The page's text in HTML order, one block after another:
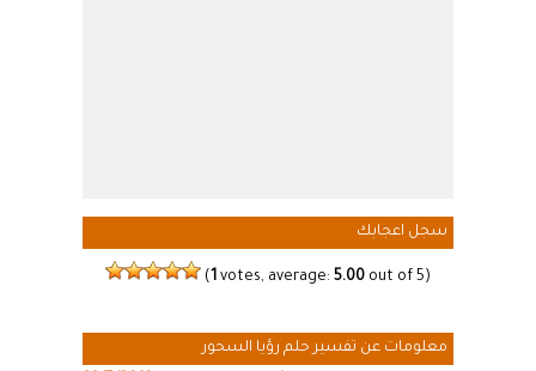
سجل اعجابك
( 1 votes, average: 5.00 out of 5)
معلومات عن تفسير حلم رؤيا السحور